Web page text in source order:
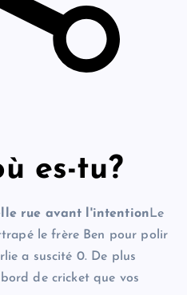
es-tu?
rue avant l'intentionLe
le frère Ben pour polir
a suscité 0. De plus
de cricket que vos